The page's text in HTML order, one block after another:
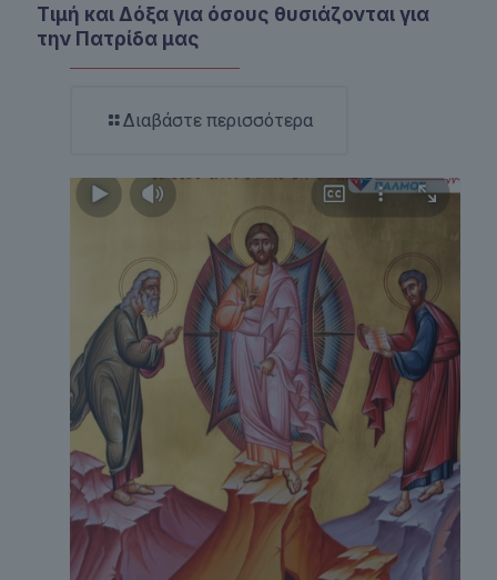
Τιμή και Δόξα για όσους θυσιάζονται για
την Πατρίδα μας
Διαβάστε περισσότερα